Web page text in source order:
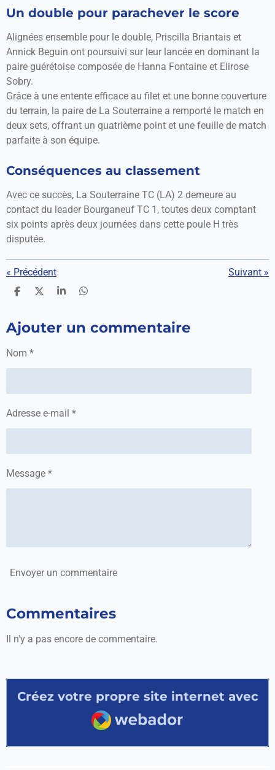
Un double pour parachever le score
Alignées ensemble pour le double, Priscilla Briantais et
Annick Beguin ont poursuivi sur leur lancée en dominant la
paire guérétoise composée de Hanna Fontaine et Elirose
Sobry.
Grâce à une entente efficace au filet et une bonne couverture
du terrain, la paire de La Souterraine a remporté le match en
deux sets, offrant un quatrième point et une feuille de match
parfaite à son équipe.
Conséquences au classement
Avec ce succès, La Souterraine TC (LA) 2 demeure au
contact du leader Bourganeuf TC 1, toutes deux comptant
six points après deux journées dans cette poule H très
disputée.
« Précédent Suivant »
P
t
a
e
P
t
a
P
t
P
t
a
Ajouter un commentaire
Nom *
Adresse e-mail *
Message *
Envoyer un commentaire
Commentaires
Il n'y a pas encore de commentaire.
Créez votre propre site internet avec
Webador